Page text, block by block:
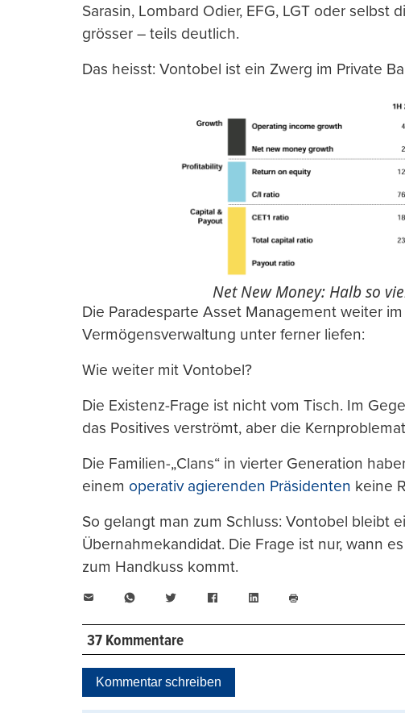
Sarasin, Lombard Odier, EFG, LGT oder selbst
grösser – teils deutlich.
Das heisst: Vontobel ist ein Zwerg im Private
Net New Money: Halb so
Die Paradesparte Asset Management weiter
Vermögensverwaltung unter ferner liefen:
Wie weiter mit Vontobel?
Die Existenz-Frage ist nicht vom Tisch. Im
das Positives verströmt, aber die
Die Familien-„Clans“ in vierter Generation
einem operativ agierenden Präsidenten keine
So gelangt man zum Schluss: Vontobel bleibt
Übernahmekandidat. Die Frage ist nur, wann
zum Handkuss kommt.
WhatsAppTwitter FacebookLinkedIn
drucken
37 Kommentare
Kommentar schreiben